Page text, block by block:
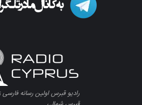
رادیو قبرس اولین رسانه فارسی